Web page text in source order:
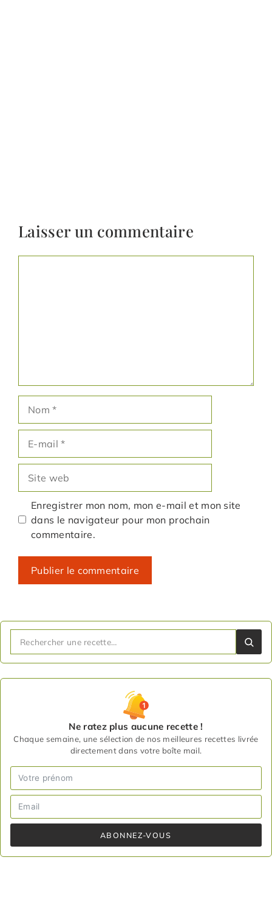
Laisser un commentaire
mail
web
Enregistrer mon nom, mon e-mail et mon site
dans le navigateur pour mon prochain
commentaire.
Ne ratez plus aucune recette !
Chaque semaine, une sélection de nos meilleures recettes livrée
directement dans votre boîte mail.
ABONNEZ-VOUS